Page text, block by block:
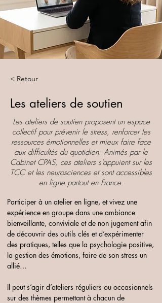
< Retour
Les ateliers de soutien
Les ateliers de soutien proposent un espace
collectif pour prévenir le stress, renforcer les
ressources émotionnelles et mieux faire face
aux difficultés du quotidien. Animés par le
Cabinet CPAS, ces ateliers s’appuient sur les
TCC et les neurosciences et sont accessibles
en ligne partout en France.
Participer à un atelier en ligne, et vivez une
expérience en groupe dans une ambiance
bienveillante, conviviale et de non jugement afin
de découvrir des outils clés et d’expérimenter
des pratiques, telles que la psychologie positive,
la gestion des émotions, faire de son stress un
allié…
Il peut s’agir d’ateliers réguliers ou occasionnels
sur des thèmes permettant à chacun de